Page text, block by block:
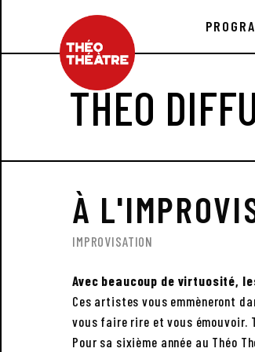
THEO
À
IMPROVISATION
Avec beaucoup de virtuosité,
Ces artistes vous emmèneront
vous faire rire et vous émouvoir.
Pour sa sixième année au Théo